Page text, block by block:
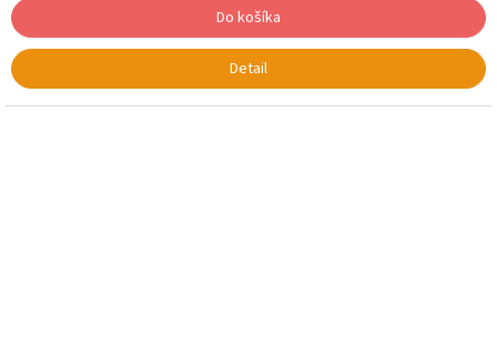
Do košíka
Detail